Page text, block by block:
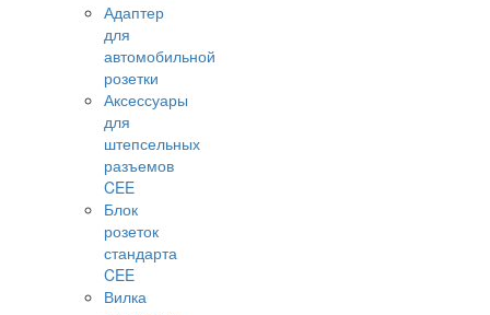
Адаптер
для
автомобильной
розетки
Аксессуары
для
штепсельных
разъемов
CEE
Блок
розеток
стандарта
CEE
Вилка